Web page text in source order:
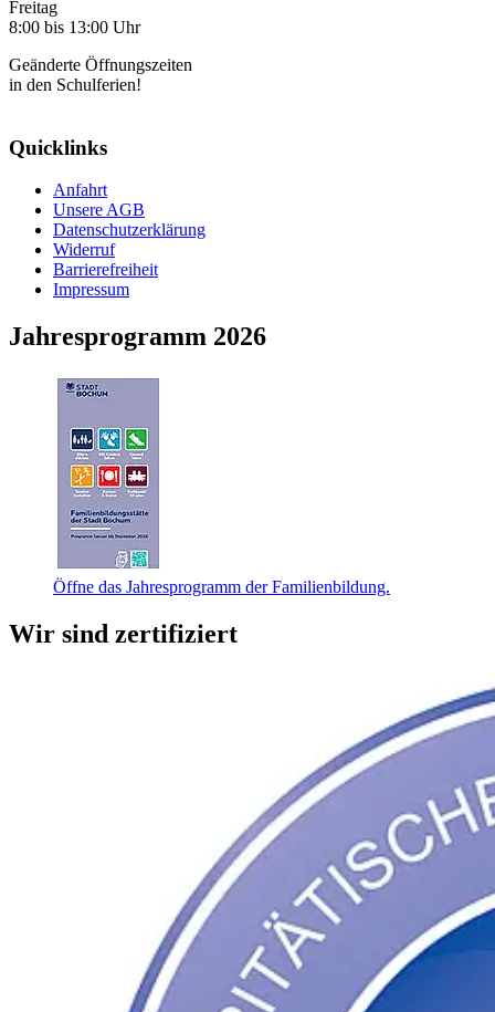
Freitag
8:00 bis 13:00 Uhr
Geänderte Öffnungszeiten
in den Schulferien!
Quicklinks
Anfahrt
Unsere AGB
Datenschutzerklärung
Widerruf
Barrierefreiheit
Impressum
Jahresprogramm 2026
Öffne das Jahresprogramm der Familienbildung.
Wir sind zertifiziert